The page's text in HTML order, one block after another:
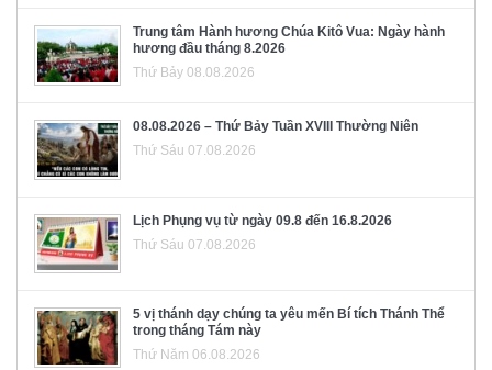
Trung tâm Hành hương Chúa Kitô Vua: Ngày hành
hương đầu tháng 8.2026
Thứ Bảy 08.08.2026
08.08.2026 – Thứ Bảy Tuần XVIII Thường Niên
Thứ Sáu 07.08.2026
Lịch Phụng vụ từ ngày 09.8 đến 16.8.2026
Thứ Sáu 07.08.2026
5 vị thánh dạy chúng ta yêu mến Bí tích Thánh Thể
trong tháng Tám này
Thứ Năm 06.08.2026